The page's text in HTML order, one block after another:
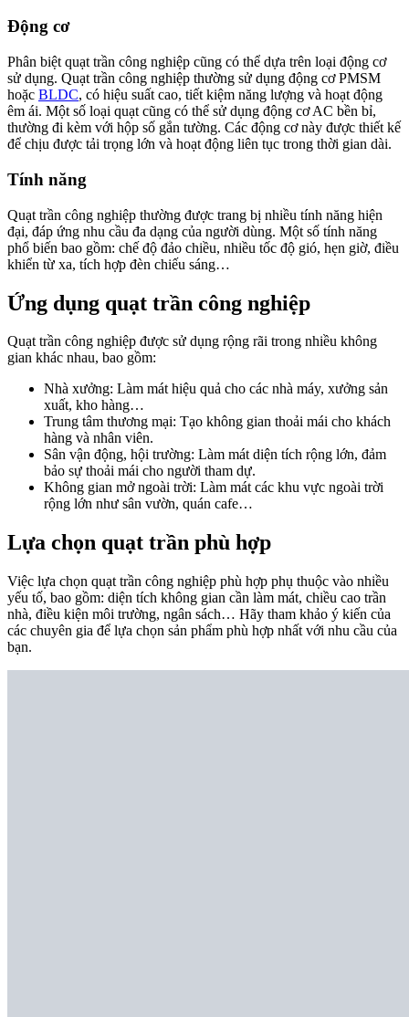
Động cơ
Phân biệt quạt trần công nghiệp cũng có thể dựa trên loại động cơ
sử dụng. Quạt trần công nghiệp thường sử dụng động cơ PMSM
hoặc BLDC, có hiệu suất cao, tiết kiệm năng lượng và hoạt động
êm ái. Một số loại quạt cũng có thể sử dụng động cơ AC bền bỉ,
thường đi kèm với hộp số gắn tường. Các động cơ này được thiết kế
để chịu được tải trọng lớn và hoạt động liên tục trong thời gian dài.
Tính năng
Quạt trần công nghiệp thường được trang bị nhiều tính năng hiện
đại, đáp ứng nhu cầu đa dạng của người dùng. Một số tính năng
phổ biến bao gồm: chế độ đảo chiều, nhiều tốc độ gió, hẹn giờ, điều
khiển từ xa, tích hợp đèn chiếu sáng…
Ứng dụng quạt trần công nghiệp
Quạt trần công nghiệp được sử dụng rộng rãi trong nhiều không
gian khác nhau, bao gồm:
Nhà xưởng: Làm mát hiệu quả cho các nhà máy, xưởng sản
xuất, kho hàng…
Trung tâm thương mại: Tạo không gian thoải mái cho khách
hàng và nhân viên.
Sân vận động, hội trường: Làm mát diện tích rộng lớn, đảm
bảo sự thoải mái cho người tham dự.
Không gian mở ngoài trời: Làm mát các khu vực ngoài trời
rộng lớn như sân vườn, quán cafe…
Lựa chọn quạt trần phù hợp
Việc lựa chọn quạt trần công nghiệp phù hợp phụ thuộc vào nhiều
yếu tố, bao gồm: diện tích không gian cần làm mát, chiều cao trần
nhà, điều kiện môi trường, ngân sách… Hãy tham khảo ý kiến của
các chuyên gia để lựa chọn sản phẩm phù hợp nhất với nhu cầu của
bạn.